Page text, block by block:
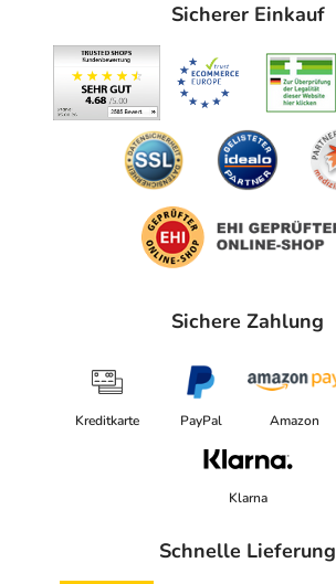
Sicherer Einkauf
Sichere Zahlung
Kreditkarte PayPal Amazon
Klarna
Schnelle Lieferung